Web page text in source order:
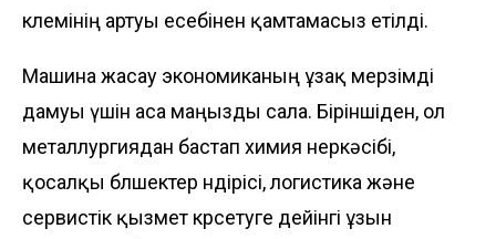
көлемінің артуы есебінен қамтамасыз етілді.
Машина жасау экономиканың ұзақ мерзімді
дамуы үшін аса маңызды сала. Біріншіден, ол
металлургиядан бастап химия өнеркәсібі,
қосалқы бөлшектер өндірісі, логистика және
сервистік қызмет көрсетуге дейінгі ұзын